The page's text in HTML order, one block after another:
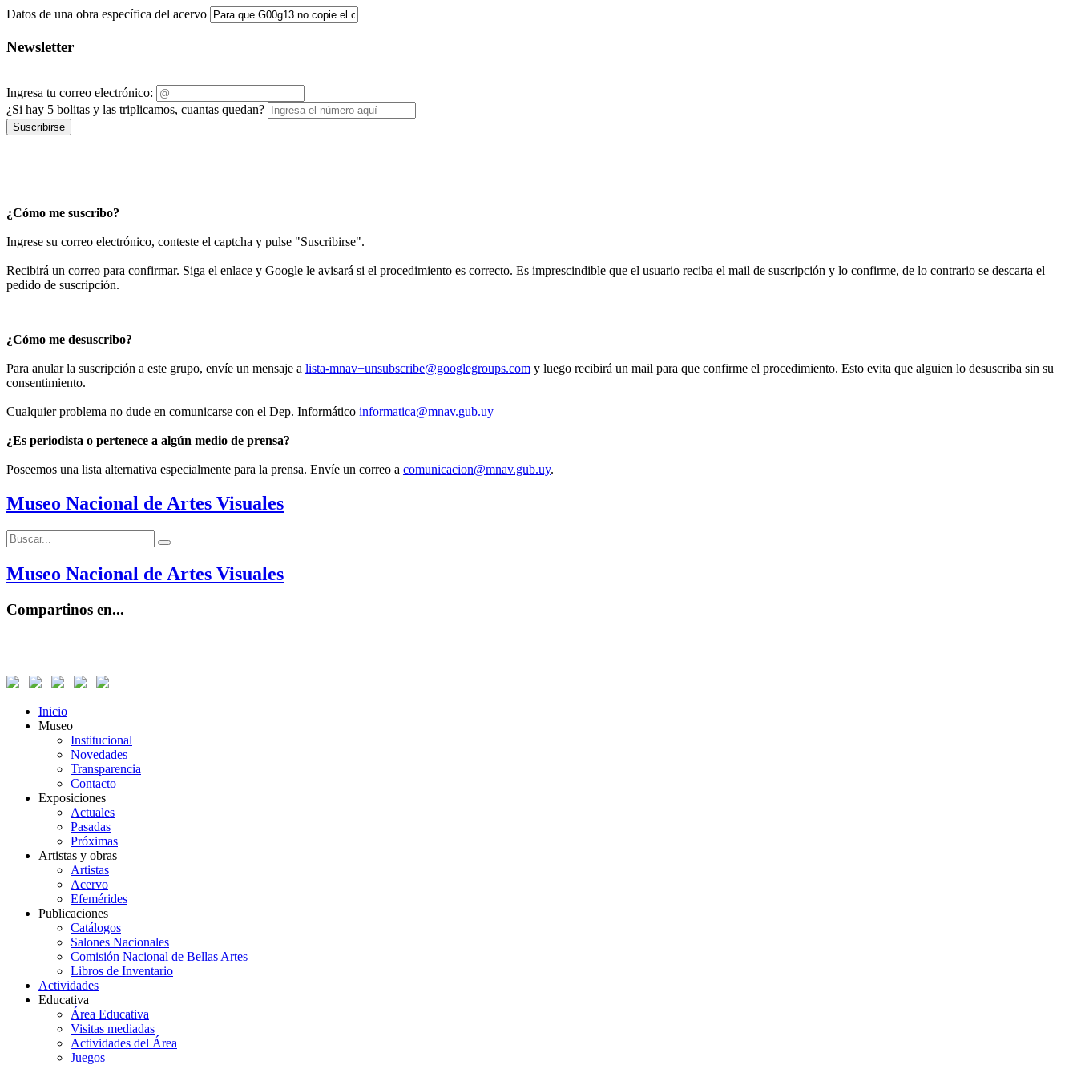
Datos de una obra específica del acervo
Newsletter
Ingresa tu correo electrónico:
¿Si hay 5 bolitas y las triplicamos, cuantas quedan?
Suscribirse
¿Cómo me suscribo?
Ingrese su correo electrónico, conteste el captcha y pulse "Suscribirse".
Recibirá un correo para confirmar. Siga el enlace y Google le avisará si el procedimiento es correcto. Es imprescindible que el usuario reciba el mail de suscripción y lo confirme, de lo contrario se descarta el
pedido de suscripción.
¿Cómo me desuscribo?
Para anular la suscripción a este grupo, envíe un mensaje a lista-mnav+unsubscribe@googlegroups.com y luego recibirá un mail para que confirme el procedimiento. Esto evita que alguien lo desuscriba sin su
consentimiento.
Cualquier problema no dude en comunicarse con el Dep. Informático informatica@mnav.gub.uy
¿Es periodista o pertenece a algún medio de prensa?
Poseemos una lista alternativa especialmente para la prensa. Envíe un correo a comunicacion@mnav.gub.uy.
Museo Nacional de Artes Visuales
Buscar:
Buscar
Museo Nacional de Artes Visuales
Compartinos en...
Inicio
Museo
Institucional
Novedades
Transparencia
Contacto
Exposiciones
Actuales
Pasadas
Próximas
Artistas y obras
Artistas
Acervo
Efemérides
Publicaciones
Catálogos
Salones Nacionales
Comisión Nacional de Bellas Artes
Libros de Inventario
Actividades
Educativa
Área Educativa
Visitas mediadas
Actividades del Área
Juegos